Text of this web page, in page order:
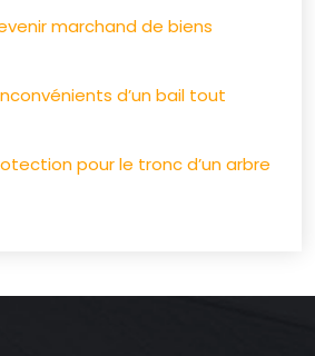
marchand de biens
d’un bail tout
pour le tronc d’un arbre